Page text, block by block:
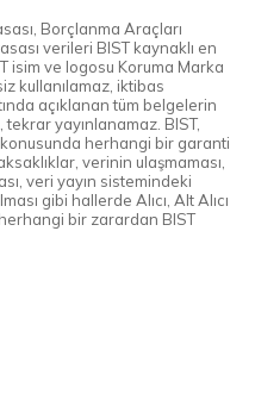
Borçlanma Araçları
verileri BIST kaynaklı en
isim ve logosu Koruma Marka
kullanılamaz, iktibas
açıklanan tüm belgelerin
yayınlanamaz. BIST,
konusunda herhangi bir garanti
verinin ulaşmaması,
veri yayın sistemindeki
gibi hallerde Alıcı, Alt Alıcı
bir zarardan BIST